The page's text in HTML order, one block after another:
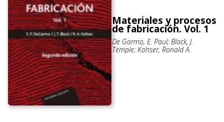
Materiales y procesos
de fabricación. Vol. 1
De Garmo, E. Paul; Black, J.
Temple; Kohser, Ronald A.